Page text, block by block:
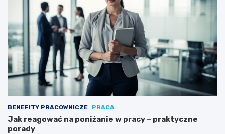
BENEFITY PRACOWNICZE PRACA
Jak reagować na poniżanie w pracy – praktyczne
porady